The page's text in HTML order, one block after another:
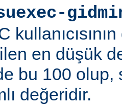
en düşük
bu 100 olup,
değeridir.